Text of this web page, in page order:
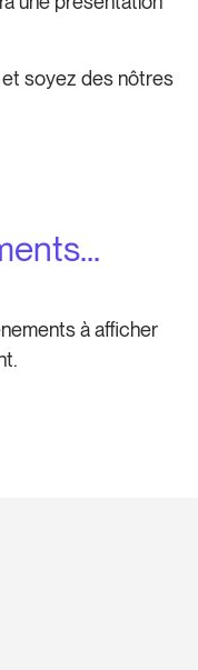
soyez des nôtres
à afficher